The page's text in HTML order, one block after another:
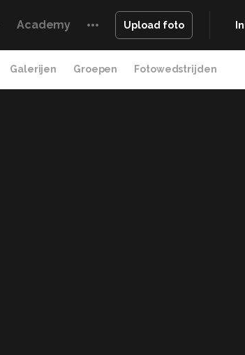
Academy Upload foto
Galerijen Groepen Fotowedstrijden